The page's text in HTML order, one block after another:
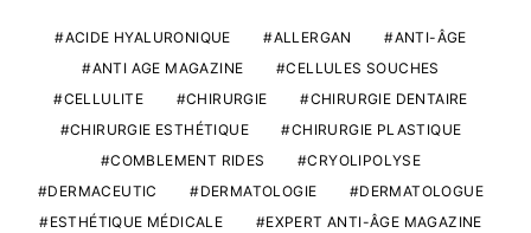
ACIDE HYALURONIQUE ALLERGAN
ANTI-ÂGE
ANTI AGE MAGAZINE
CELLULES SOUCHES
CELLULITE
CHIRURGIE
CHIRURGIE DENTAIRE
CHIRURGIE ESTHÉTIQUE
CHIRURGIE PLASTIQUE
COMBLEMENT RIDES
CRYOLIPOLYSE
DERMACEUTIC
DERMATOLOGIE
DERMATOLOGUE
ESTHÉTIQUE MÉDICALE
EXPERT ANTI-ÂGE MAGAZINE